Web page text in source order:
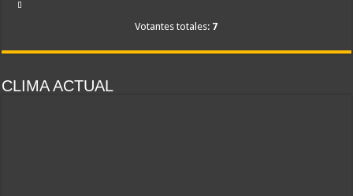
Votantes totales: 7
CLIMA ACTUAL